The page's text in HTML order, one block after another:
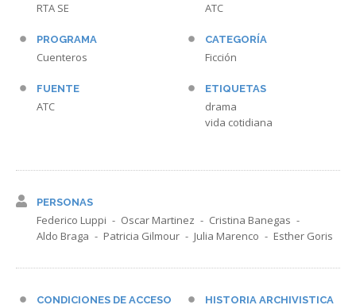
RTA SE
PROGRAMA
Cuenteros
FUENTE
ATC
ATC
CATEGORÍA
Ficción
ETIQUETAS
drama
vida cotidiana
PERSONAS
Federico Luppi Oscar Martinez
Cristina Banegas
Aldo Braga
Patricia Gilmour Julia Marenco Esther Goris
CONDICIONES DE ACCESO HISTORIA ARCHIVISTICA